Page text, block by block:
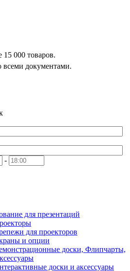
15 000 товаров.
всеми документами.
-
для презентаций
для проекторов
и опции
доски, Флипчарты,
доски и аксессуары